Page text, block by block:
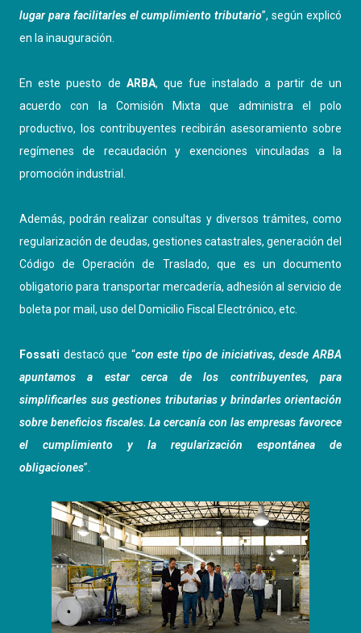
lugar para facilitarles el cumplimiento tributario”, según explicó
en la inauguración.
En este puesto de ARBA, que fue instalado a partir de un
acuerdo con la Comisión Mixta que administra el polo
productivo, los contribuyentes recibirán asesoramiento sobre
regímenes de recaudación y exenciones vinculadas a la
promoción industrial.
Además, podrán realizar consultas y diversos trámites, como
regularización de deudas, gestiones catastrales, generación del
Código de Operación de Traslado, que es un documento
obligatorio para transportar mercadería, adhesión al servicio de
boleta por mail, uso del Domicilio Fiscal Electrónico, etc.
Fossati destacó que “con este tipo de iniciativas, desde ARBA
apuntamos a estar cerca de los contribuyentes, para
simplificarles sus gestiones tributarias y brindarles orientación
sobre beneficios fiscales. La cercanía con las empresas favorece
el cumplimiento y la regularización espontánea de
obligaciones”.